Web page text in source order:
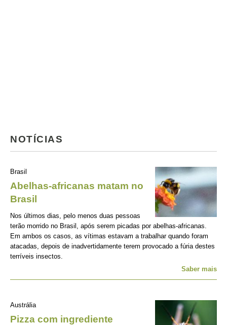
NOTÍCIAS
Brasil
Abelhas-africanas matam no
Brasil
Nos últimos dias, pelo menos duas pessoas
terão morrido no Brasil, após serem picadas por abelhas-africanas.
Em ambos os casos, as vítimas estavam a trabalhar quando foram
atacadas, depois de inadvertidamente terem provocado a fúria destes
terríveis insectos.
Saber mais
Austrália
Pizza com ingrediente